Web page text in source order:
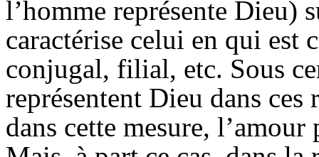
l’homme représente Dieu)
caractérise celui en qui est
conjugal, filial, etc. Sous
représentent Dieu dans
dans cette mesure,